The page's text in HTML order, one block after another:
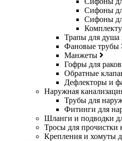
Сифоны
Сифоны
Трапы для душа
Фановые трубы
Манжеты
Гофры для
Обратные
Дефлекторы и
Наружная
Трубы для
Фитинги для
Шланги и подводки
Тросы для прочистки
Крепления и хомуты